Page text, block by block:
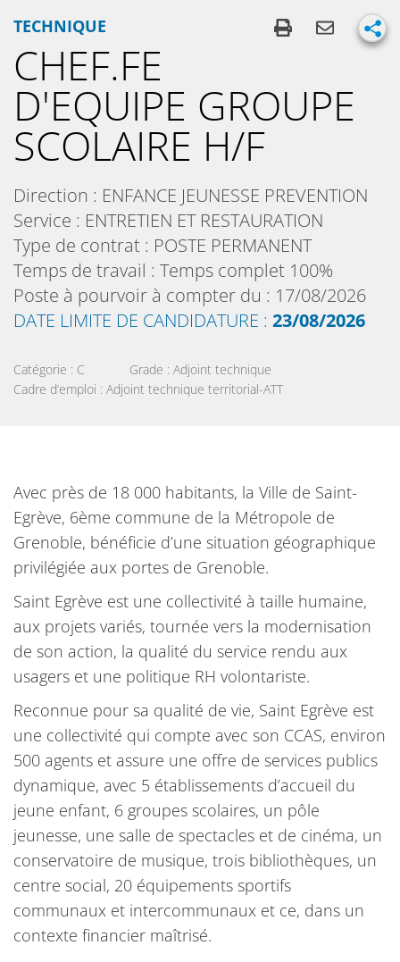
TECHNIQUE
CHEF.FE
D'EQUIPE GROUPE
SCOLAIRE H/F
Direction : ENFANCE JEUNESSE PREVENTION
Service : ENTRETIEN ET RESTAURATION
Type de contrat : POSTE PERMANENT
Temps de travail : Temps complet 100%
Poste à pourvoir à compter du : 17/08/2026
DATE LIMITE DE CANDIDATURE : 23/08/2026
Catégorie : C Grade : Adjoint technique
Cadre d’emploi : Adjoint technique territorial-ATT
Avec près de 18 000 habitants, la Ville de Saint-
Egrève, 6ème commune de la Métropole de
Grenoble, bénéficie d’une situation géographique
privilégiée aux portes de Grenoble.
Saint Egrève est une collectivité à taille humaine,
aux projets variés, tournée vers la modernisation
de son action, la qualité du service rendu aux
usagers et une politique RH volontariste.
Reconnue pour sa qualité de vie, Saint Egrève est
une collectivité qui compte avec son CCAS, environ
500 agents et assure une offre de services publics
dynamique, avec 5 établissements d’accueil du
jeune enfant, 6 groupes scolaires, un pôle
jeunesse, une salle de spectacles et de cinéma, un
conservatoire de musique, trois bibliothèques, un
centre social, 20 équipements sportifs
communaux et intercommunaux et ce, dans un
contexte financier maîtrisé.